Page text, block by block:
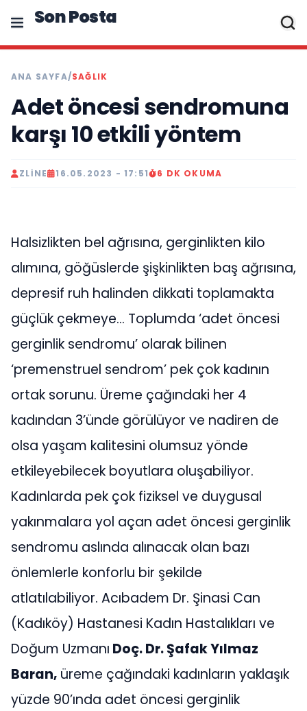
Son Posta
ANA SAYFA/SAĞLIK
Adet öncesi sendromuna
karşı 10 etkili yöntem
ZLINE 16.05.2023 - 17:51 6 DK OKUMA
Halsizlikten bel ağrısına, gerginlikten kilo
alımına, göğüslerde şişkinlikten baş ağrısına,
depresif ruh halinden dikkati toplamakta
güçlük çekmeye… Toplumda ‘adet öncesi
gerginlik sendromu’ olarak bilinen
‘premenstruel sendrom’ pek çok kadının
ortak sorunu. Üreme çağındaki her 4
kadından 3’ünde görülüyor ve nadiren de
olsa yaşam kalitesini olumsuz yönde
etkileyebilecek boyutlara oluşabiliyor.
Kadınlarda pek çok fiziksel ve duygusal
yakınmalara yol açan adet öncesi gerginlik
sendromu aslında alınacak olan bazı
önlemlerle konforlu bir şekilde
atlatılabiliyor. Acıbadem Dr. Şinasi Can
(Kadıköy) Hastanesi Kadın Hastalıkları ve
Doğum Uzmanı Doç. Dr. Şafak Yılmaz
Baran, üreme çağındaki kadınların yaklaşık
yüzde 90’ında adet öncesi gerginlik